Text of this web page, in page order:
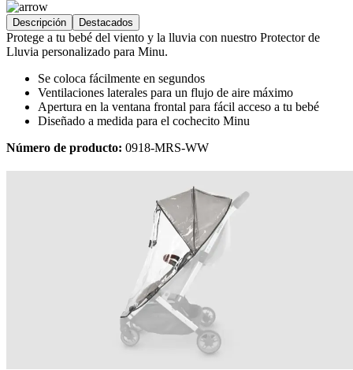
Descripción Destacados
Protege a tu bebé del viento y la lluvia con nuestro Protector de
Lluvia personalizado para Minu.
Se coloca fácilmente en segundos
Ventilaciones laterales para un flujo de aire máximo
Apertura en la ventana frontal para fácil acceso a tu bebé
Diseñado a medida para el cochecito Minu
Número de producto: 0918-MRS-WW